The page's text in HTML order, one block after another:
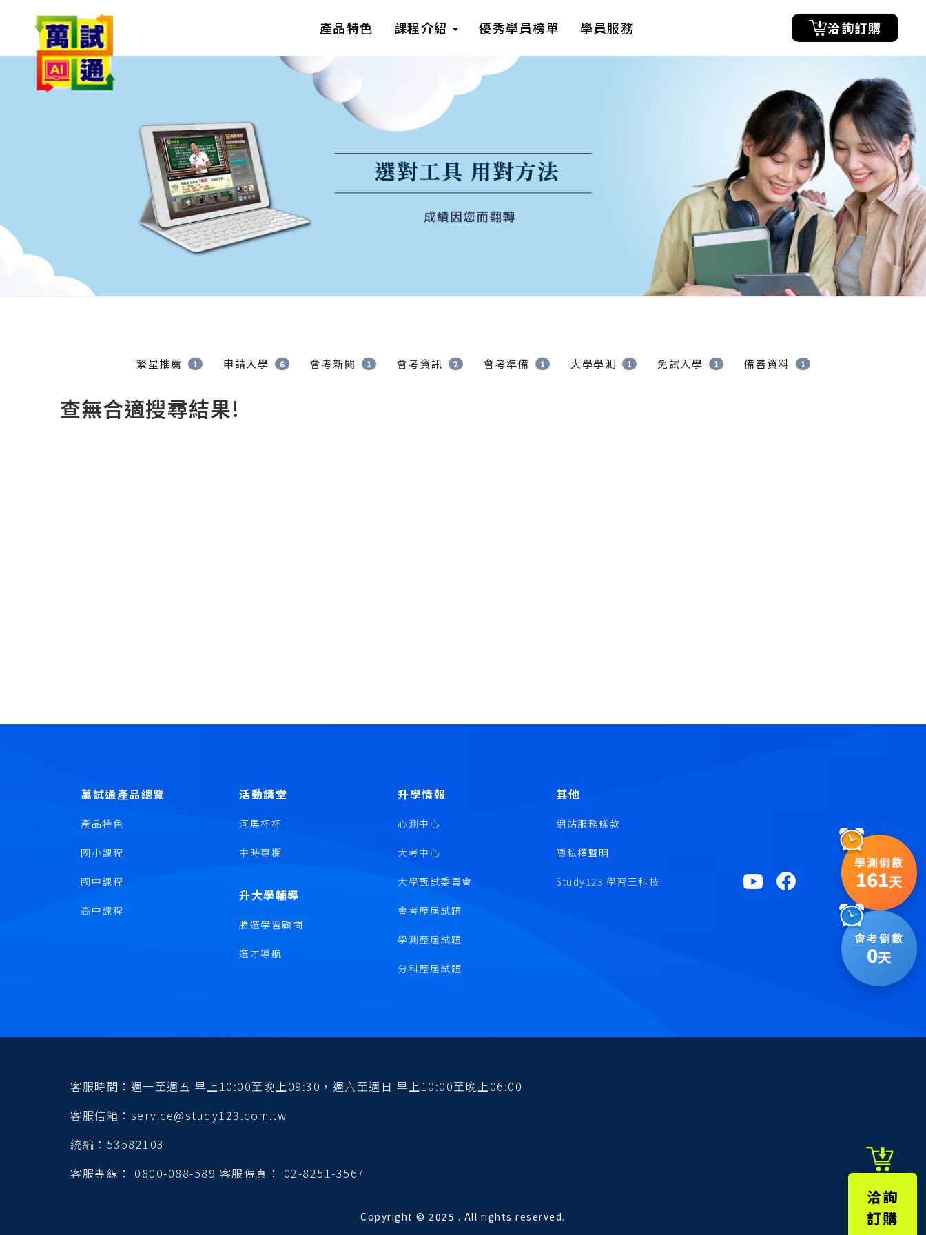
產品特色 課程介紹 優秀學員榜單 學員服務 洽詢訂購
繁星推薦 1 申請入學 6 會考新聞 1 會考資訊 2 會考準備 1 大學學測 1 免試入學 1 備審資料 1
查無合適搜尋結果!
萬試通產品總覽
產品特色
國小課程
國中課程
高中課程
活動講堂
河馬杯杯
中時專欄
升大學輔導
勝選學習顧問
選才導航
升學情報
心測中心
大考中心
大學甄試委員會
會考歷屆試題
學測歷屆試題
分科歷屆試題
其他
網站服務條款
隱私權聲明
Study123 學習王科技
客服時間：週一至週五 早上10:00至晚上09:30，週六至週日 早上10:00至晚上06:00
客服信箱：service@study123.com.tw
統編：53582103
客服專線： 0800-088-589 客服傳真： 02-8251-3567
Copyright © 2025 . All rights reserved.
學測倒數
161天
會考倒數
0天
洽詢
訂購